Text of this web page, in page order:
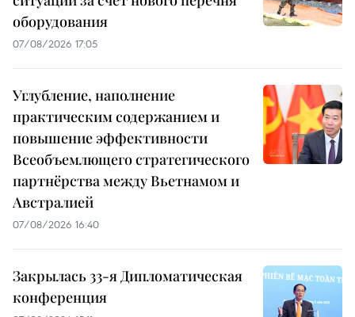
оборудования
07/08/2026 17:05
Углубление, наполнение
практическим содержанием и
повышение эффективности
Всеобъемлющего стратегического
партнёрства между Вьетнамом и
Австралией
07/08/2026 16:40
Закрылась 33-я Дипломатическая
конференция